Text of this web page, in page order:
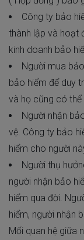
Công ty bảo
thành lập và hoạt
kinh doanh bảo
Người mua
bảo hiểm để duy
và họ cũng có
Người nhận
vệ. Công ty bảo
hiểm cho người
Người thụ
người nhận bảo
hiểm qua đời.
hiểm, người nhận
Mối quan hệ giữa